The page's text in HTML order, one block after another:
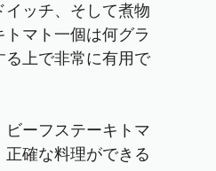
ッチ、そして煮物
マト一個は何グラ
上で非常に有用で
ーフステーキトマ
確な料理ができる